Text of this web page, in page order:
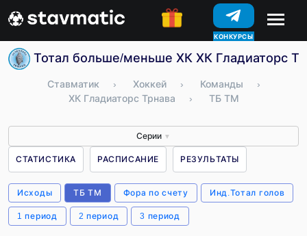
КОНКУРСЫ
Тотал больше/меньше ХК ХК Гладиаторс
Ставматик › Хоккей › Команды
›
ХК Гладиаторс Трнава
› ТБ ТМ
Серии ▼
СТАТИСТИКА РАСПИСАНИЕ РЕЗУЛЬТАТЫ
Исходы ТБ ТМ Фора по счету Инд.Тотал голов
1 период 2 период 3 период